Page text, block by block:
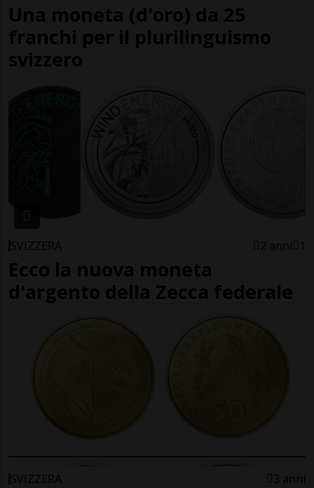
Una moneta (d'oro) da 25
franchi per il plurilinguismo
svizzero
SVIZZERA 2 anni 1
Ecco la nuova moneta
d'argento della Zecca federale
SVIZZERA 3 anni